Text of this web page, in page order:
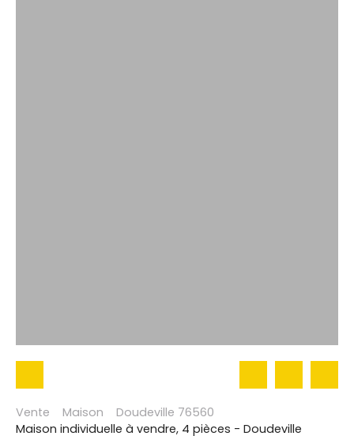
Vente Maison
Doudeville 76560
Maison individuelle à vendre, 4 pièces - Doudeville